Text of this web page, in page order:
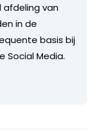
afdeling van
in de
basis bij
Social Media.